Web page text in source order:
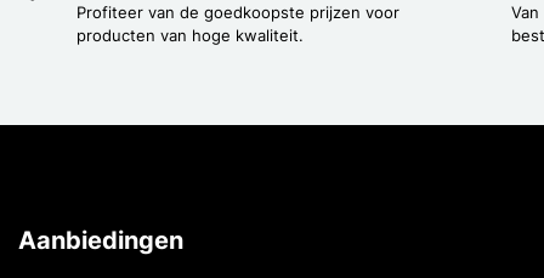
Profiteer van de goedkoopste prijzen voor
producten van hoge kwaliteit.
Aanbiedingen